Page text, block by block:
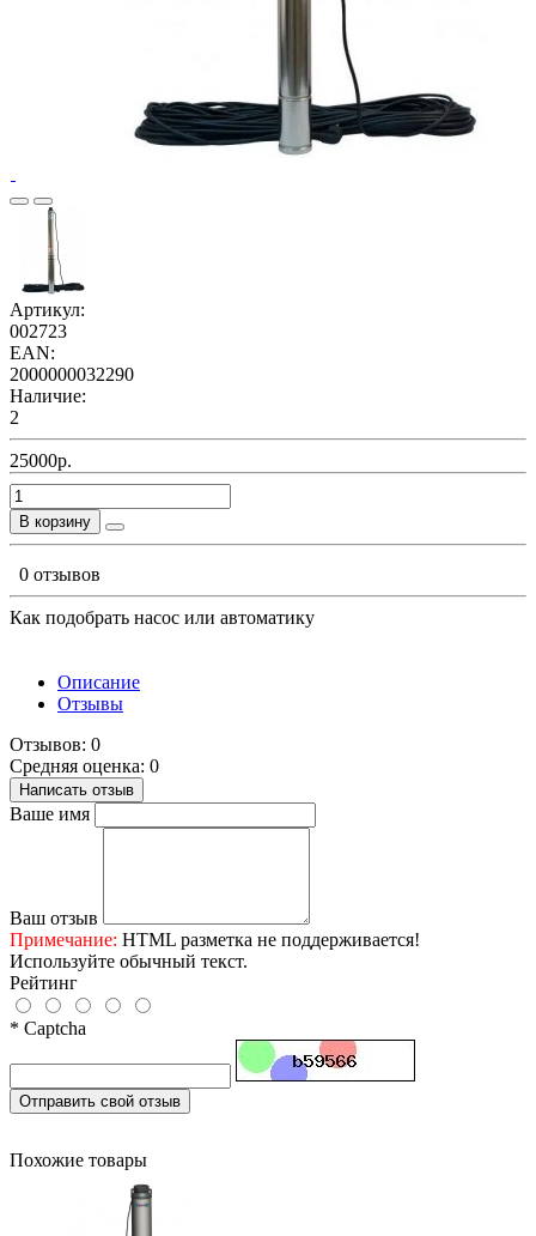
Артикул:
002723
EAN:
2000000032290
Наличие:
2
25000р.
В корзину
0 отзывов
Как подобрать насос или автоматику
Описание
Отзывы
Отзывов: 0
Средняя оценка: 0
Написать отзыв
Ваше имя
Ваш отзыв
Примечание: HTML разметка не поддерживается!
Используйте обычный текст.
Рейтинг
* Captcha
Отправить свой отзыв
Похожие товары